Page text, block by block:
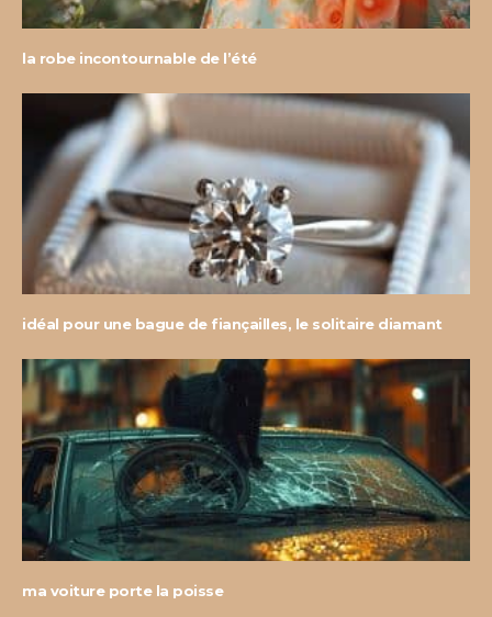
la robe incontournable de l’été
idéal pour une bague de fiançailles, le solitaire diamant
ma voiture porte la poisse